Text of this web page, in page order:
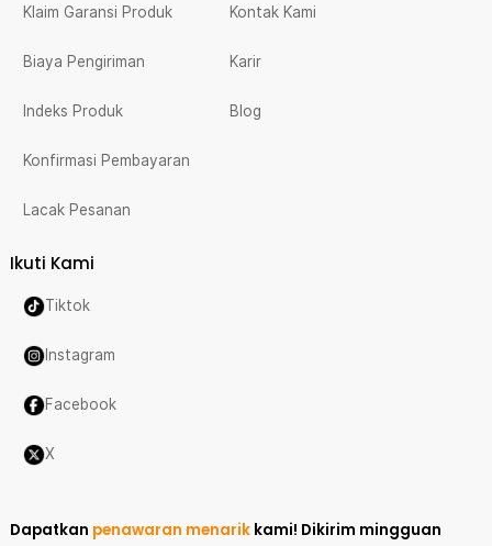
Klaim Garansi Produk
Biaya Pengiriman
Indeks Produk
Konfirmasi Pembayaran
Lacak Pesanan
Kontak Kami
Karir
Blog
Ikuti Kami
Tiktok
Instagram
Facebook
X
Dapatkan penawaran menarik kami! Dikirim mingguan